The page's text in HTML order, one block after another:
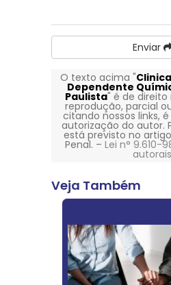
Enviar
O texto acima "
Dependente
Paulista" é de direito
reprodução, parcial
citando nossos links,
autorização do autor.
está previsto no
Penal. – Lei n° 9.610-
autorais
Veja Também